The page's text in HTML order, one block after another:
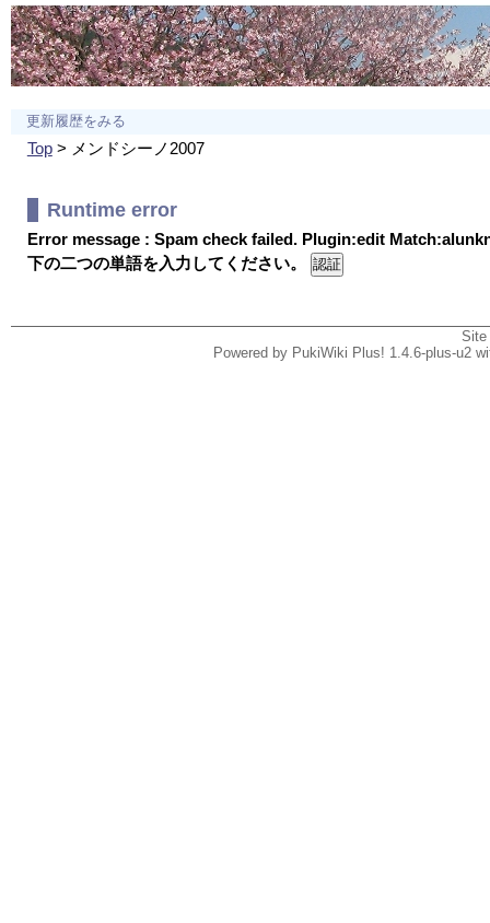
更新履歴をみる
Top> メンドシーノ2007
Runtime error
Error message : Spam check failed. Plugin:edit
下の二つの単語を入力してください。
Powered by PukiWiki Plus! 1.4.6-plus-u2